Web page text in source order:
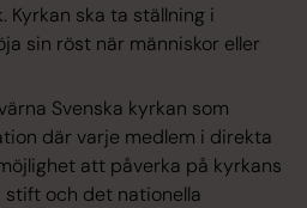
Kyrkan ska ta ställning i
sin röst när människor eller
Svenska kyrkan som
där varje medlem i direkta
att påverka på kyrkans
stift och det nationella